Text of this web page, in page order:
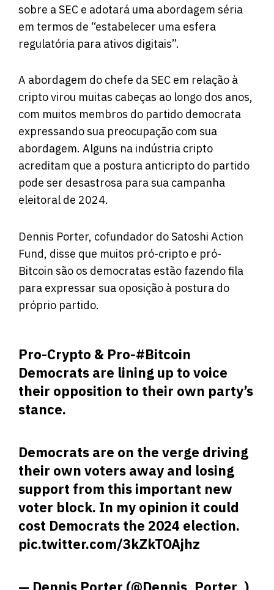
sobre a SEC e adotará uma abordagem séria
em termos de “estabelecer uma esfera
regulatória para ativos digitais”.
A abordagem do chefe da SEC em relação à
cripto virou muitas cabeças ao longo dos anos,
com muitos membros do partido democrata
expressando sua preocupação com sua
abordagem. Alguns na indústria cripto
acreditam que a postura anticripto do partido
pode ser desastrosa para sua campanha
eleitoral de 2024.
Dennis Porter, cofundador do Satoshi Action
Fund, disse que muitos pró-cripto e pró-
Bitcoin são os democratas estão fazendo fila
para expressar sua oposição à postura do
próprio partido.
Pro-Crypto & Pro-#Bitcoin
Democrats are lining up to voice
their opposition to their own party’s
stance.
Democrats are on the verge driving
their own voters away and losing
support from this important new
voter block. In my opinion it could
cost Democrats the 2024 election.
pic.twitter.com/3kZkTOAjhz